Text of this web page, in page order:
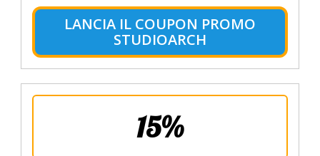
LANCIA IL COUPON PROMO
STUDIOARCH
15%